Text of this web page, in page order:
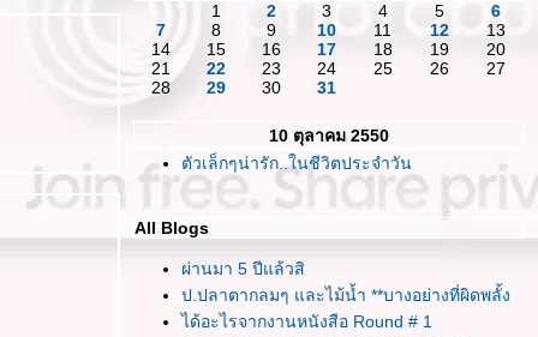
1 2 3 4 5
6
7
8 9 10 11 12
13
14
15 16 17 18 19
20
21
22 23 24 25 26
27
28
29 30 31
10 ตุลาคม 2550
ตัวเล็กๆน่ารัก..ในชีวิตประจำวัน
All Blogs
ผ่านมา 5 ปีแล้วสิ
ป.ปลาตากลมๆ และไม้น้ำ **บางอย่างที่ผิดพลั้ง
ได้อะไรจากงานหนังสือ Round # 1